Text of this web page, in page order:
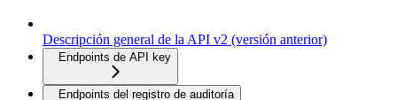
Descripción general de la API v2 (versión anterior)
Endpoints de API key
Endpoints del registro de auditoría